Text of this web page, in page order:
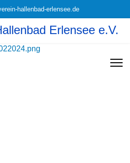
hallenbad-erlensee.de